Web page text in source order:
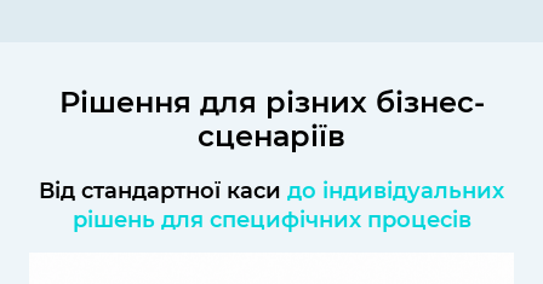
Рішення для різних бізнес-
сценаріїв
Від стандартної каси до індивідуальних
рішень для специфічних процесів